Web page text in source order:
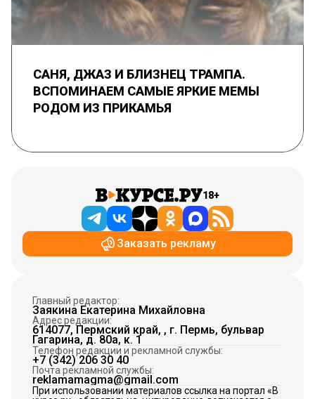
САНЯ, ДЖАЗ И БЛИЗНЕЦ ТРАМПА.
ВСПОМИНАЕМ САМЫЕ ЯРКИЕ МЕМЫ
РОДОМ ИЗ ПРИКАМЬЯ
18+
Заказать рекламу
Главный редактор:
Заякина Екатерина Михайловна
Адрес редакции:
614077, Пермский край, , г. Пермь, бульвар
Гагарина, д. 80а, к. 1
Телефон редакции и рекламной службы:
+7 (342) 206 30 40
Почта рекламной службы:
reklamamagma@gmail.com
При использовании материалов ссылка на портал «В